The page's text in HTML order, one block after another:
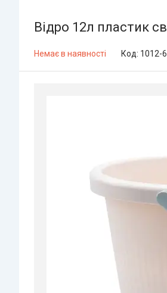
Відро 12л пластик
Немає в наявності Код: 1012-